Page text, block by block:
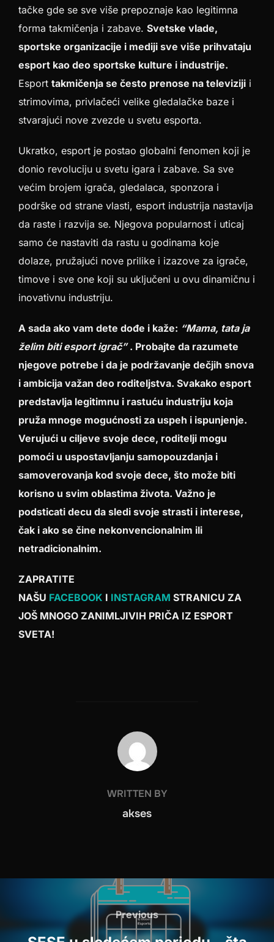
tačke gde se sve više prepoznaje kao legitimna
forma takmičenja i zabave. Svetske vlade,
sportske organizacije i mediji sve više prihvataju
esport kao deo sportske kulture i industrije.
Esport takmičenja se često prenose na televiziji i
strimovima, privlačeći velike gledalačke baze i
stvarajući nove zvezde u svetu esporta.
Ukratko, esport je postao globalni fenomen koji je
donio revoluciju u svetu igara i zabave. Sa sve
većim brojem igrača, gledalaca, sponzora i
podrške od strane vlasti, esport industrija nastavlja
da raste i razvija se. Njegova popularnost i uticaj
samo će nastaviti da rastu u godinama koje
dolaze, pružajući nove prilike i izazove za igrače,
timove i sve one koji su uključeni u ovu dinamičnu i
inovativnu industriju.
A sada ako vam dete dođe i kaže: “Mama, tata ja
želim biti esport igrač”. Probajte da razumete
njegove potrebe i da je podržavanje dečjih snova
i ambicija važan deo roditeljstva. Svakako esport
predstavlja legitimnu i rastuću industriju koja
pruža mnoge mogućnosti za uspeh i ispunjenje.
Verujući u ciljeve svoje dece, roditelji mogu
pomoći u uspostavljanju samopouzdanja i
samoverovanja kod svoje dece, što može biti
korisno u svim oblastima života. Važno je
podsticati decu da sledi svoje strasti i interese,
čak i ako se čine nekonvencionalnim ili
netradicionalnim.
ZAPRATITE
NAŠU FACEBOOK I INSTAGRAM STRANICU ZA
JOŠ MNOGO ZANIMLJIVIH PRIČA IZ ESPORT
SVETA!
POST AUTHOR
WRITTEN BY
akses
navigation
Previous
Previous